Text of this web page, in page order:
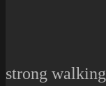
strong walking